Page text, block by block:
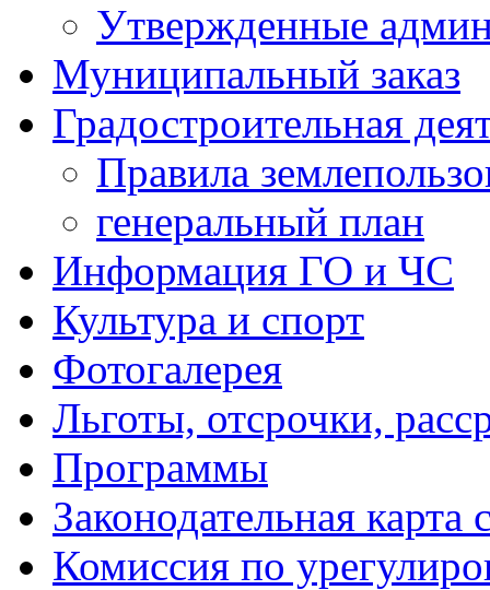
Утвержденные
Муниципальный заказ
Градостроительная
Правила
генеральный план
Информация ГО и ЧС
Культура и спорт
Фотогалерея
Льготы, отсрочки,
Программы
Законодательная карта
Комиссия по